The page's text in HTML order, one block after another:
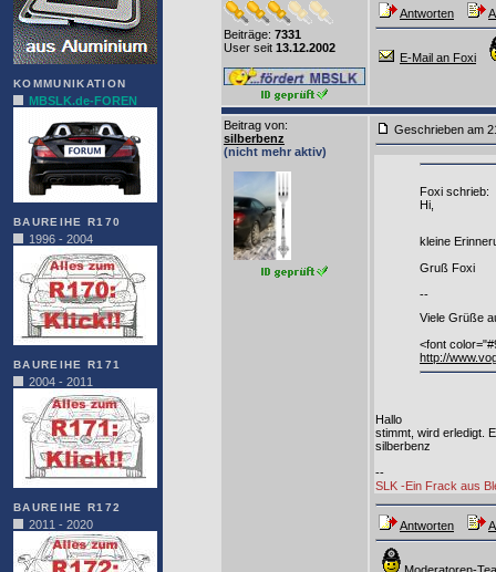
KOMMUNIKATION
MBSLK.de-FOREN
BAUREIHE R170
1996 - 2004
BAUREIHE R171
2004 - 2011
BAUREIHE R172
2011 - 2020
Beiträge: 7331
User seit 13.12.2002
Antworten
E-Mail an Foxi
Beitrag von:
silberbenz
(nicht mehr aktiv)
Geschrieben
Foxi schrieb:
Hi,
kleine
Gruß Foxi
--
Viele Grüße
<font
http://
Hallo
stimmt, wird erledigt.
silberbenz
--
SLK -Ein Frack aus
Antworten